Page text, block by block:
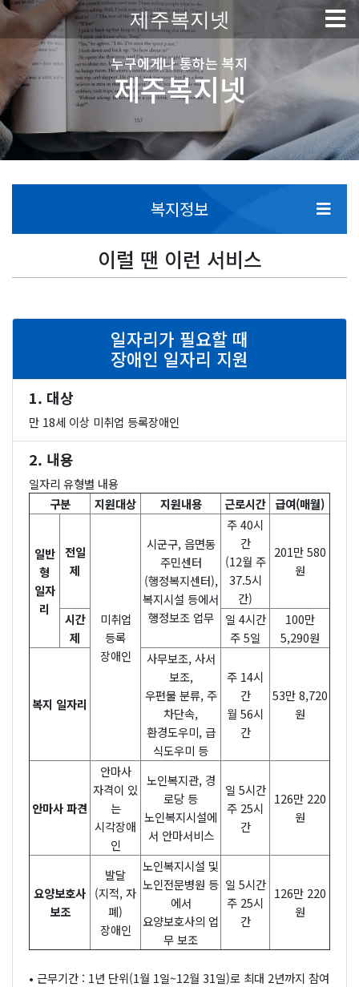
제주복지넷
누구에게나 통하는 복지
제주복지넷
복지정보
이럴 땐 이런 서비스
일자리가 필요할 때
장애인 일자리 지원
1. 대상
만 18세 이상 미취업 등록장애인
2. 내용
일자리 유형별 내용
구분
지원대상 지원내용 근로시간 급여(매월)
일반
형
일자
리
전일
제
미취업
등록
장애인
시군구, 읍면동
주민센터
(행정복지센터),
복지시설 등에서
행정보조 업무
주 40시
간
(12월 주
37.5시
간)
201만 580
원
시간
제
일 4시간
주 5일
100만
5,290원
복지 일자리
사무보조, 사서
보조,
우편물 분류, 주
차단속,
환경도우미, 급
식도우미 등
주 14시
간
월 56시
간
53만 8,720
원
안마사 파견
안마사
자격이 있
는
시각장애
인
노인복지관, 경
로당 등
노인복지시설에
서 안마서비스
일 5시간
주 25시
간
126만 220
원
요양보호사
보조
발달
(지적, 자
폐)
장애인
노인복지시설 및
노인전문병원 등
에서
요양보호사의 업
무 보조
일 5시간
주 25시
간
126만 220
원
• 근무기간 : 1년 단위(1월 1일~12월 31일)로 최대 2년까지 참여